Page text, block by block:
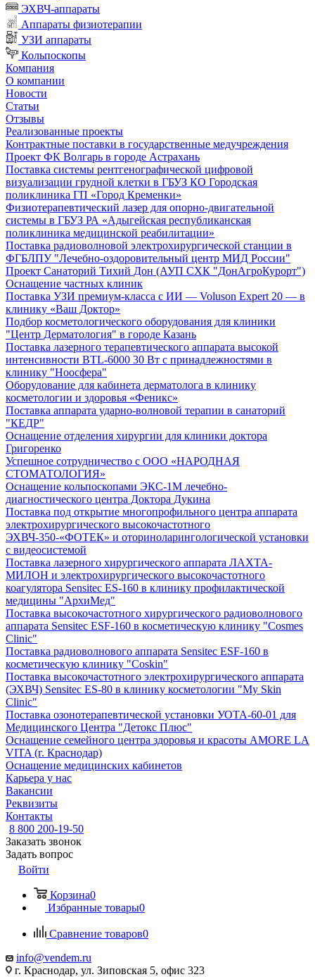
ЭХВЧ-аппараты
Аппараты физиотерапии
УЗИ аппараты
Кольпоскопы
Компания
О компании
Новости
Статьи
Отзывы
Реализованные проекты
Контрактные поставки в государственные медучреждения
Проект ФК Волгарь в городе Астрахань
Поставка системы рентгенографической цифровой
визуализации грудной клетки в ГБУЗ КО Городская
поликлиника ГП «Город Кременки»
Физиотерапевтический лазер для опорно-двигательной
системы в ГБУЗ РА «Адыгейская республиканская
поликлиника медицинской реабилитации»
Поставка радиоволновой электрохирургической станции в
ФГБЛПУ "Лечебно-оздоровительный центр МИД России"
Проект Санаторий Тихий Дон (АУП СХК "ДонАгроКурорт")
Оснащение частных клиник
Поставка УЗИ премиум-класса с ИИ — Voluson Expert 20 — в
клинику «Ваш Доктор»
Подбор косметологического оборудования для клиники
"Центр Дерматология" в городе Казань
Поставка лазерного терапевтического аппарата высокой
интенсивности BTL-6000 30 Вт с принадлежностями в
клинику "Ноосфера"
Оборудование для кабинета дерматолога в клинику
косметологии и здоровья «Феникс»
Поставка аппарата ударно-волновой терапии в санаторий
"КЕДР"
Оснащение отделения хирургии для клиники доктора
Григоренко
Успешное сотрудничество с ООО «НАРОДНАЯ
СТОМАТОЛОГИЯ»
Оснащение кольпоскопами ЭКС-1М лечебно-
диагностического центра Доктора Дукина
Поставка под открытие многопрофильного центра аппарата
электрохирургического высокочастотного
ЭХВЧ-350-«ФОТЕК» и оториноларингологической установки
с видеосистемой
Поставка лазерного хирургического аппарата ЛАХТА-
МИЛОН и электрохирургического высокочастотного
коагулятора Sensitec ES-160 в клинику профилактической
медицины "АрхиМед"
Поставка высокочастотного хирургического радиоволнового
аппарата Sensitec ESF-160 в косметическую клинику "Cosmes
Clinic"
Поставка радиоволнового аппарата Sensitec ESF-160 в
косметическую клинику "Coskin"
Поставка высокочастотного электрохирургического аппарата
(ЭХВЧ) Sensitec ES-80 в клинику косметологии "My Skin
Clinic"
Поставка озонотерапевтической установки УОТА-60-01 для
Медицинского Центра "Детокс Плюс"
Оснащение семейного центра здоровья и красоты AMORE LA
VITA (г. Краснодар)
Оснащение медицинских кабинетов
Карьера у нас
Вакансии
Реквизиты
Контакты
8 800 200-19-50
Заказать звонок
Задать вопрос
Войти
Корзина0
Избранные товары0
Сравнение товаров0
info@vendem.ru
г. Краснодар, ул. Зиповская 5, офис 323